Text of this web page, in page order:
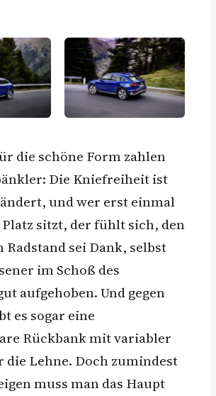
die schöne Form zahlen
Die Kniefreiheit ist
und wer erst einmal
sitzt, der fühlt sich, den
Radstand sei Dank, selbst
im Schoß des
aufgehoben. Und gegen
es sogar eine
Rückbank mit variabler
die Lehne. Doch zumindest
muss man das Haupt